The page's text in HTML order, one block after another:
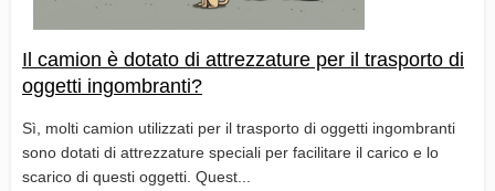
Il camion è dotato di attrezzature per il trasporto di
oggetti ingombranti?
Sì, molti camion utilizzati per il trasporto di oggetti ingombranti
sono dotati di attrezzature speciali per facilitare il carico e lo
scarico di questi oggetti. Quest...